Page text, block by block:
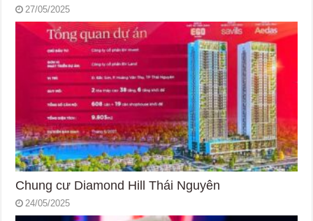
27/05/2025
Chung cư Diamond Hill Thái Nguyên
24/05/2025